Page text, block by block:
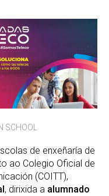
SCHOOL
de enxeñaría de
ao Colegio Oficial de
(COITT),
, dirixida a alumnado